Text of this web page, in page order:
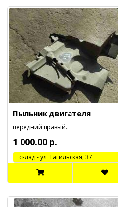
Пыльник двигателя
передний правый..
1 000.00 р.
cклад - ул. Тагильская, 37